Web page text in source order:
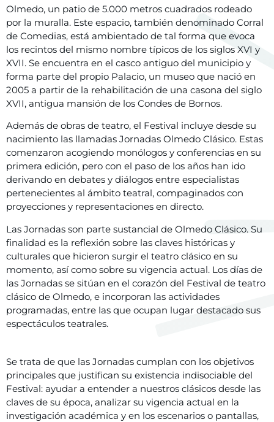
Olmedo, un patio de 5.000 metros cuadrados rodeado
por la muralla. Este espacio, también denominado Corral
de Comedias, está ambientado de tal forma que evoca
los recintos del mismo nombre típicos de los siglos XVI y
XVII. Se encuentra en el casco antiguo del municipio y
forma parte del propio Palacio, un museo que nació en
2005 a partir de la rehabilitación de una casona del siglo
XVII, antigua mansión de los Condes de Bornos.
Además de obras de teatro, el Festival incluye desde su
nacimiento las llamadas Jornadas Olmedo Clásico. Estas
comenzaron acogiendo monólogos y conferencias en su
primera edición, pero con el paso de los años han ido
derivando en debates y diálogos entre especialistas
pertenecientes al ámbito teatral, compaginados con
proyecciones y representaciones en directo.
Las Jornadas son parte sustancial de Olmedo Clásico. Su
finalidad es la reflexión sobre las claves históricas y
culturales que hicieron surgir el teatro clásico en su
momento, así como sobre su vigencia actual. Los días de
las Jornadas se sitúan en el corazón del Festival de teatro
clásico de Olmedo, e incorporan las actividades
programadas, entre las que ocupan lugar destacado sus
espectáculos teatrales.
Se trata de que las Jornadas cumplan con los objetivos
principales que justifican su existencia indisociable del
Festival: ayudar a entender a nuestros clásicos desde las
claves de su época, analizar su vigencia actual en la
investigación académica y en los escenarios o pantallas,